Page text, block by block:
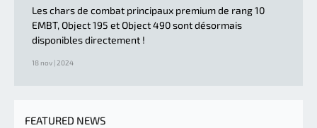
Les chars de combat principaux premium de rang 10
EMBT, Object 195 et Object 490 sont désormais
disponibles directement !
18 nov | 2024
FEATURED NEWS